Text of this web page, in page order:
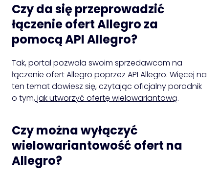
Czy da się przeprowadzić
łączenie ofert Allegro za
pomocą API Allegro?
Tak, portal pozwala swoim sprzedawcom na
łączenie ofert Allegro poprzez API Allegro. Więcej na
ten temat dowiesz się, czytając oficjalny poradnik
o tym, jak utworzyć ofertę wielowariantową.
Czy można wyłączyć
wielowariantowość ofert na
Allegro?